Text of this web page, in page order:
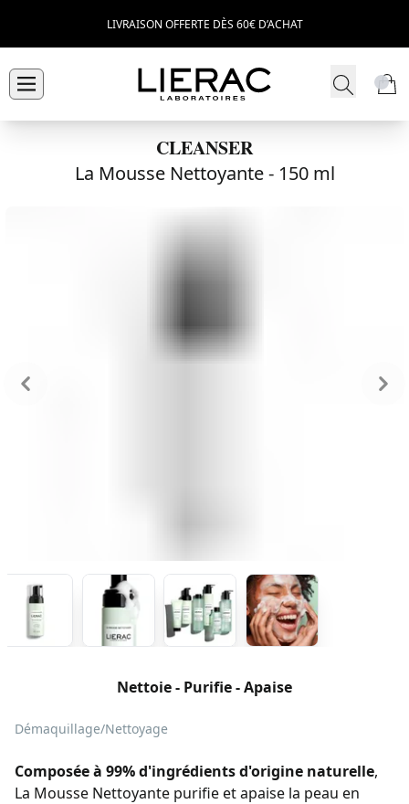
LIVRAISON OFFERTE DÈS 60€ D’ACHAT
CLEANSER
La Mousse Nettoyante - 150 ml
Nettoie - Purifie - Apaise
Démaquillage/Nettoyage
Composée à 99% d'ingrédients d'origine naturelle,
La Mousse Nettoyante purifie et apaise la peau en